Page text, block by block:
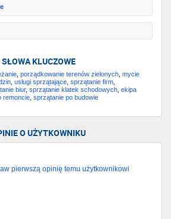
SŁOWA KLUCZOWE
porządkowanie terenów zielonych mycie
usługi sprzątające sprzątanie firm
biur, sprzątanie klatek schodowych ekipa
remoncie sprzątanie po budowie
O UŻYTKOWNIKU
pierwszą opinię temu użytkownikowi